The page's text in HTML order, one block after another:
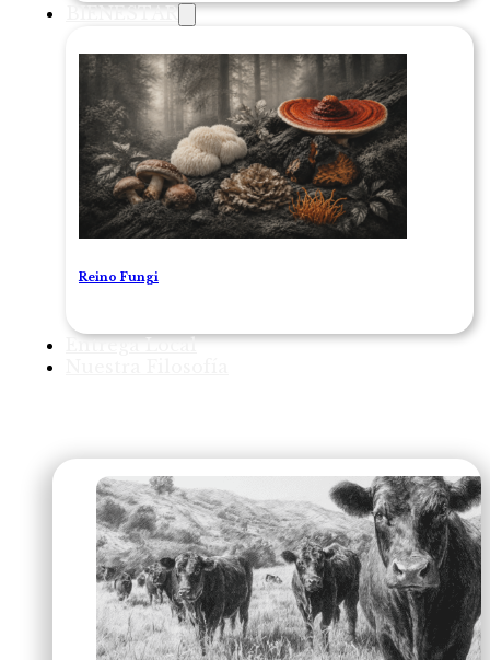
BIENESTAR
Reino Fungi
Entrega Local